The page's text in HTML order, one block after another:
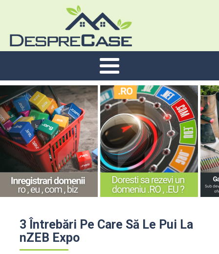
3 Întrebări Pe Care Să Le Pui La
nZEB Expo